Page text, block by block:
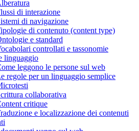
di interazione
di navigazione
di contenuto (content type)
e standard
controllati e tassonomie
linguaggio
leggono le persone sul web
regole per un linguaggio semplice
collaborativa
critique
e localizzazione dei contenuti